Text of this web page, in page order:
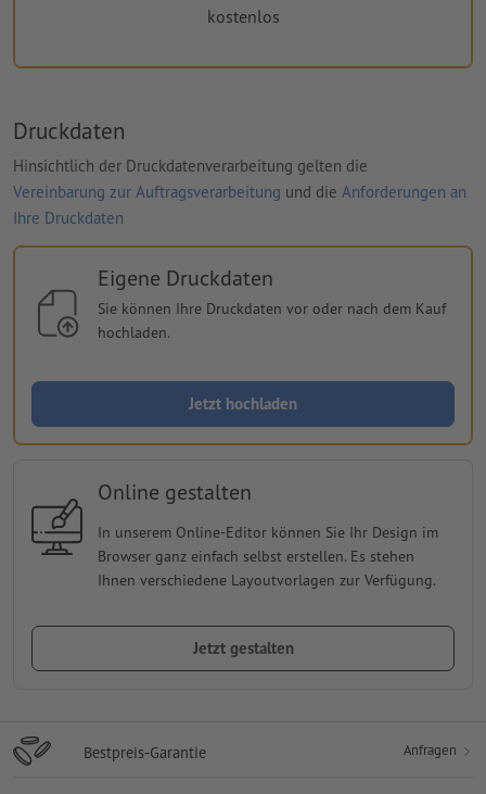
kostenlos
Druckdaten
Hinsichtlich der Druckdatenverarbeitung gelten die
Vereinbarung zur Auftragsverarbeitung und die Anforderungen an
Ihre Druckdaten
Eigene Druckdaten
Sie können Ihre Druckdaten vor oder nach dem Kauf
hochladen.
Jetzt hochladen
Online gestalten
In unserem Online-Editor können Sie Ihr Design im
Browser ganz einfach selbst erstellen. Es stehen
Ihnen verschiedene Layoutvorlagen zur Verfügung.
Jetzt gestalten
Bestpreis-Garantie Anfragen